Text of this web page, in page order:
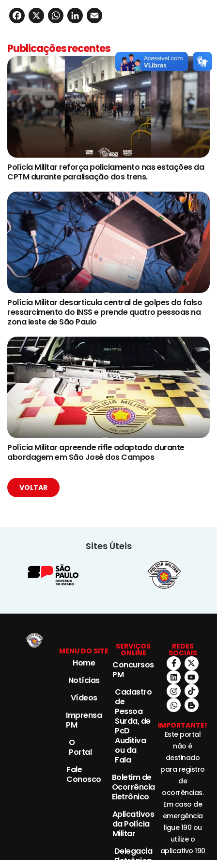
Facebook
X WhatsApp
LinkedIn
Publicações recentes
Polícia Militar reforça policiamento nas estações da
CPTM durante paralisação dos trens.
Polícia Militar desarticula central de golpes do falso
ressarcimento do INSS e prende quatro pessoas na
zona leste de São Paulo
Polícia Militar apreende rifle adaptado durante
abordagem em São José dos Campos
VOLTAR
Sites Úteis
MENU DO SITE
Home
Notícias
Vídeos
Imprensa
PM
O
Portal
Fale
Conosco
SERVIÇOS
ONLINE
Concursos
PM
Cadastro
de
Pessoa
Surda, de
PcD
Auditiva
ou da
Fala
Boletim de
Ocorrência
Eletrônico
Aplicativos
da Polícia
Militar
Delegacia
REDES
SOCIAIS
IMPORTANTE!
Este portal
não é
destinado
para registro
de
ocorrências.
Em caso de
emergência
ligue 190 ou
utilize o
aplicativo 190